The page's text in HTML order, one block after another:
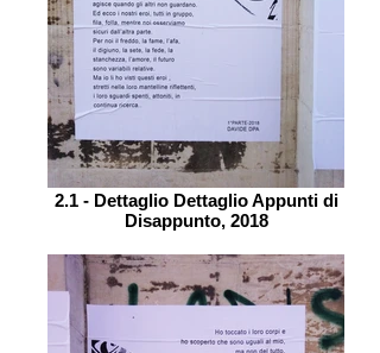
2.1 - Dettaglio Dettaglio Appunti di
Disappunto, 2018